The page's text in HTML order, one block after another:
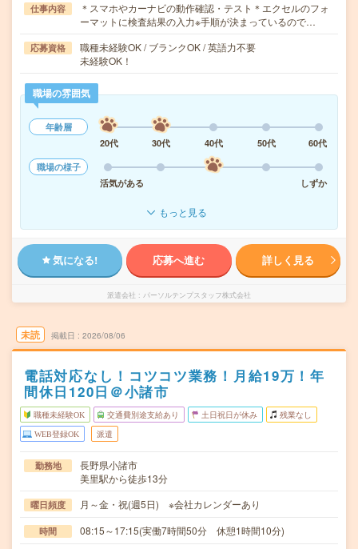
仕事内容
＊スマホやカーナビの動作確認・テスト＊エクセルのフォ
ーマットに検査結果の入力※手順が決まっているので…
応募資格
職種未経験OK / ブランクOK / 英語力不要
未経験OK！
職場の雰囲気
年齢層
20代
30代 40代 50代
60代
職場の様子
活気がある
しずか
もっと見る
気になる! 応募へ進む 詳しく見る
派遣会社 パーソルテンプスタッフ株式会社
未読 掲載日 2026/08/06
電話対応なし！コツコツ業務！月給19万！年
間休日120日＠小諸市
職種未経験OK 交通費別途支給あり 土日祝日が休み 残業なし
WEB登録OK 派遣
勤務地
長野県小諸市
美里駅から徒歩13分
曜日頻度 月～金・祝(週5日) ※会社カレンダーあり
時間 08:15～17:15(実働7時間50分 休憩1時間10分)